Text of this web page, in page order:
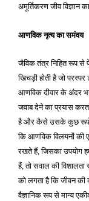
अमूर्तिकरण जीव विज्ञान
आणविक नृत्य का समंवय
जैविक तंत्र निहित रूप से
खिचड़ी होती है जो
आणविक दीवार के अंदर
जवाब देने का प्रयास
है और कैसे उसके कुछ रूपों
कि आणविक विलयनों की
रखते हैं,जिसका उपयोग
हैं,तो सवाल की विशालता
को लगता है कि जीवन
वैज्ञानिक रूप से मान्य